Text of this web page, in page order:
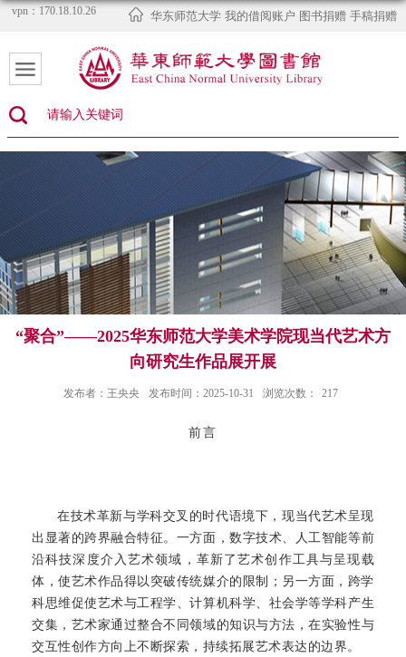
vpn：170.18.10.26 华东师范大学 我的借阅账户 图书捐赠 手稿捐赠
“聚合”——2025华东师范大学美术学院现当代艺术方
向研究生作品展开展
发布者：王央央 发布时间：2025-10-31 浏览次数： 217
前言
在技术革新与学科交叉的时代语境下，现当代艺术呈现
出显著的跨界融合特征。一方面，数字技术、人工智能等前
沿科技深度介入艺术领域，革新了艺术创作工具与呈现载
体，使艺术作品得以突破传统媒介的限制；另一方面，跨学
科思维促使艺术与工程学、计算机科学、社会学等学科产生
交集，艺术家通过整合不同领域的知识与方法，在实验性与
交互性创作方向上不断探索，持续拓展艺术表达的边界。